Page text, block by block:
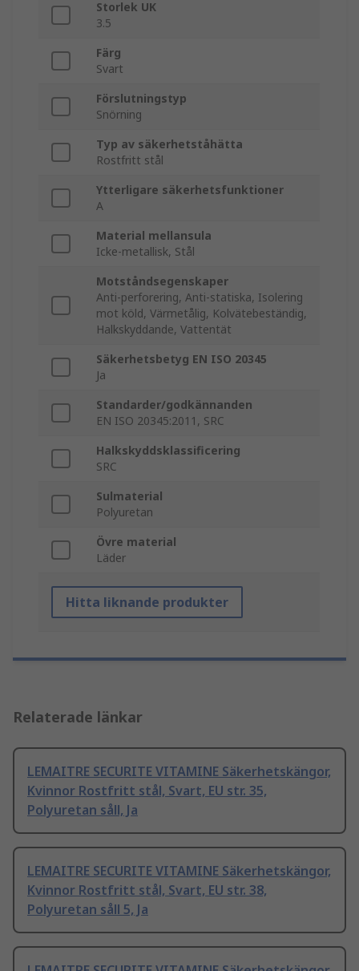
Storlek UK
3.5
Färg
Svart
Förslutningstyp
Snörning
Typ av säkerhetståhätta
Rostfritt stål
Ytterligare säkerhetsfunktioner
A
Material mellansula
Icke-metallisk, Stål
Motståndsegenskaper
Anti-perforering, Anti-statiska, Isolering
mot köld, Värmetålig, Kolvätebeständig,
Halkskyddande, Vattentät
Säkerhetsbetyg EN ISO 20345
Ja
Standarder/godkännanden
EN ISO 20345:2011, SRC
Halkskyddsklassificering
SRC
Sulmaterial
Polyuretan
Övre material
Läder
Hitta liknande produkter
Relaterade länkar
LEMAITRE SECURITE VITAMINE Säkerhetskängor,
Kvinnor Rostfritt stål, Svart, EU str. 35,
Polyuretan såll, Ja
LEMAITRE SECURITE VITAMINE Säkerhetskängor,
Kvinnor Rostfritt stål, Svart, EU str. 38,
Polyuretan såll 5, Ja